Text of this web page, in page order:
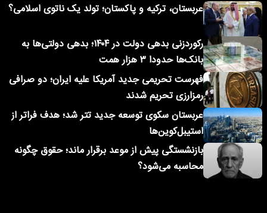
عربستان، ترکیه و پاکستان؛ تولد یک ناتوی اسلامی؟
رکوردزنی بدهی دولت در ۱۴۰۴؛ بدهی دولتی‌ها به
بانک‌ها حدودا ۳ هزار همت
فهرست تحریمی جدید آمریکا علیه ایران؛ دو صرافی
رمزارزی تحریم شدند
عربستان سکوی توسعه جدید تتر شد؛ هدف فراتر از
استیبل‌کوین‌ها
بازنشستگی پیش از موعد برقرار ماند؛ حقوق چگونه
محاسبه می‌شود؟